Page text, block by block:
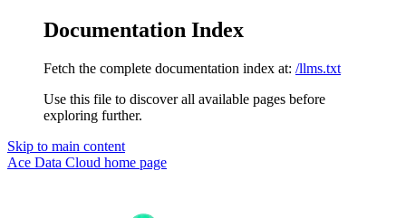
Documentation Index
Fetch the complete documentation index at: /llms.txt
Use this file to discover all available pages before
exploring further.
Skip to main content
Ace Data Cloud home page